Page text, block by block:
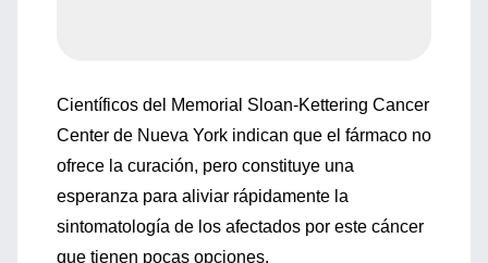
Científicos del Memorial Sloan-Kettering Cancer
Center de Nueva York indican que el fármaco no
ofrece la curación, pero constituye una
esperanza para aliviar rápidamente la
sintomatología de los afectados por este cáncer
que tienen pocas opciones.